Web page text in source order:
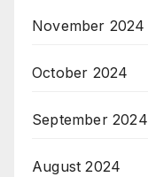
November 2024
October 2024
September 2024
August 2024